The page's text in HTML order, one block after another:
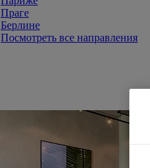
Праге
Берлине
Посмотреть все направления